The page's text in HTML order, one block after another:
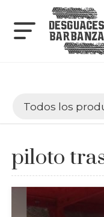
Todos los
piloto